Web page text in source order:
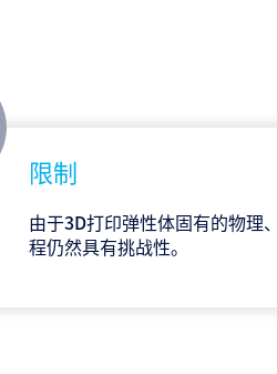
限制
由于3D打印弹性体固有的物理
程仍然具有挑战性。